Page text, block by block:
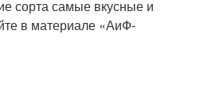
сорта самые вкусные и
в материале «АиФ-